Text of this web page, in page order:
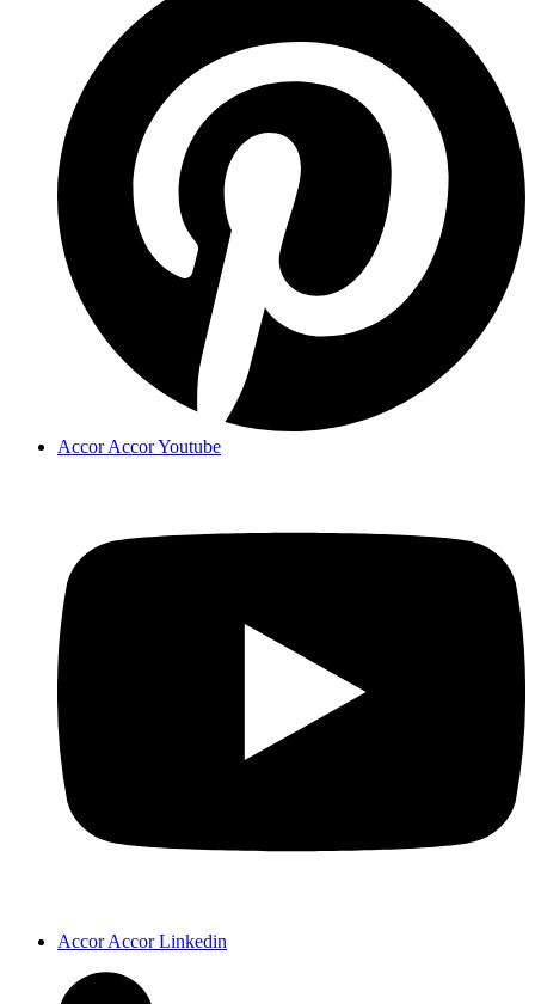
Accor Accor Youtube
Accor Accor Linkedin